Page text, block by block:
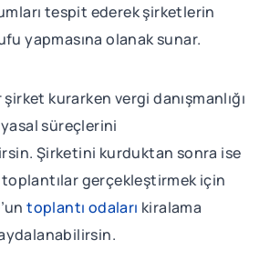
tespit ederek şirketlerin
yapmasına olanak sunar.
kurarken vergi danışmanlığı
süreçlerini
Şirketini kurduktan sonra ise
gerçekleştirmek için
toplantı odaları kiralama